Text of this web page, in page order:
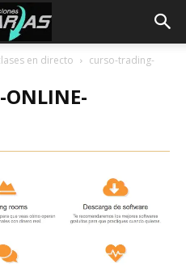
en directo
curso-trading-
ONLINE-